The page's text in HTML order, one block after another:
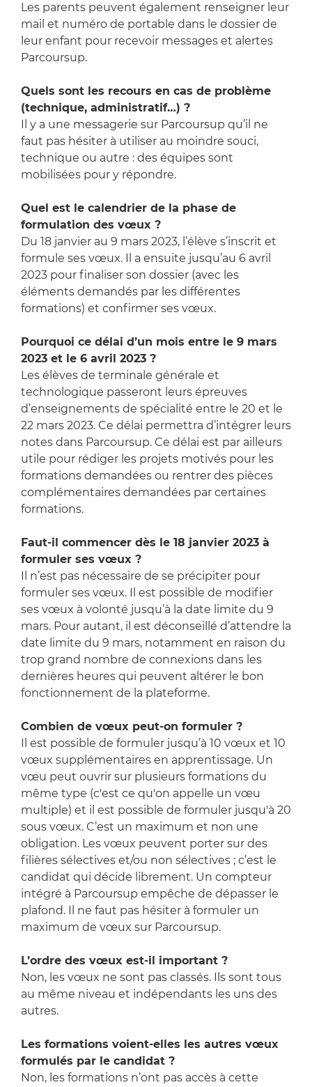
Les parents peuvent également renseigner leur
mail et numéro de portable dans le dossier de
leur enfant pour recevoir messages et alertes
Parcoursup.
Quels sont les recours en cas de problème
(technique, administratif…) ?
Il y a une messagerie sur Parcoursup qu’il ne
faut pas hésiter à utiliser au moindre souci,
technique ou autre : des équipes sont
mobilisées pour y répondre.
Quel est le calendrier de la phase de
formulation des vœux ?
Du 18 janvier au 9 mars 2023, l’élève s’inscrit et
formule ses vœux. Il a ensuite jusqu’au 6 avril
2023 pour finaliser son dossier (avec les
éléments demandés par les différentes
formations) et confirmer ses vœux.
Pourquoi ce délai d’un mois entre le 9 mars
2023 et le 6 avril 2023 ?
Les élèves de terminale générale et
technologique passeront leurs épreuves
d’enseignements de spécialité entre le 20 et le
22 mars 2023. Ce délai permettra d’intégrer leurs
notes dans Parcoursup. Ce délai est par ailleurs
utile pour rédiger les projets motivés pour les
formations demandées ou rentrer des pièces
complémentaires demandées par certaines
formations.
Faut-il commencer dès le 18 janvier 2023 à
formuler ses vœux ?
Il n’est pas nécessaire de se précipiter pour
formuler ses vœux. Il est possible de modifier
ses vœux à volonté jusqu’à la date limite du 9
mars. Pour autant, il est déconseillé d’attendre la
date limite du 9 mars, notamment en raison du
trop grand nombre de connexions dans les
dernières heures qui peuvent altérer le bon
fonctionnement de la plateforme.
Combien de vœux peut-on formuler ?
Il est possible de formuler jusqu’à 10 vœux et 10
vœux supplémentaires en apprentissage. Un
vœu peut ouvrir sur plusieurs formations du
même type (c'est ce qu'on appelle un vœu
multiple) et il est possible de formuler jusqu'à 20
sous vœux. C’est un maximum et non une
obligation. Les vœux peuvent porter sur des
filières sélectives et/ou non sélectives ; c’est le
candidat qui décide librement. Un compteur
intégré à Parcoursup empêche de dépasser le
plafond. Il ne faut pas hésiter à formuler un
maximum de vœux sur Parcoursup.
L’ordre des vœux est-il important ?
Non, les vœux ne sont pas classés. Ils sont tous
au même niveau et indépendants les uns des
autres.
Les formations voient-elles les autres vœux
formulés par le candidat ?
Non, les formations n’ont pas accès à cette